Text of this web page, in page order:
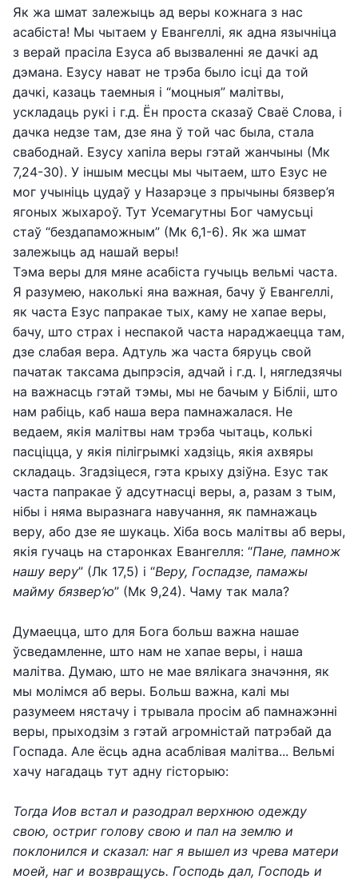
Як жа шмат залежыць ад веры кожнага з нас
асабіста! Мы чытаем у Евангеллі, як адна язычніца
з верай прасіла Езуса аб вызваленні яе дачкі ад
дэмана. Езусу нават не трэба было ісці да той
дачкі, казаць таемныя і “моцныя” малітвы,
ускладаць рукі і г.д. Ён проста сказаў Сваё Слова, і
дачка недзе там, дзе яна ў той час была, стала
свабоднай. Езусу хапіла веры гэтай жанчыны (Мк
7,24-30). У іншым месцы мы чытаем, што Езус не
мог учыніць цудаў у Назарэце з прычыны бязвер’я
ягоных жыхароў. Тут Усемагутны Бог чамусьці
стаў “бездапаможным” (Мк 6,1-6). Як жа шмат
залежыць ад нашай веры!
Тэма веры для мяне асабіста гучыць вельмі часта.
Я разумею, наколькі яна важная, бачу ў Евангеллі,
як часта Езус папракае тых, каму не хапае веры,
бачу, што страх і неспакой часта нараджаецца там,
дзе слабая вера. Адтуль жа часта бяруць свой
пачатак таксама дыпрэсія, адчай і г.д. І, нягледзячы
на важнасць гэтай тэмы, мы не бачым у Бібліі, што
нам рабіць, каб наша вера памнажалася. Не
ведаем, якія малітвы нам трэба чытаць, колькі
пасціцца, у якія пілігрымкі хадзіць, якія ахвяры
складаць. Згадзіцеся, гэта крыху дзіўна. Езус так
часта папракае ў адсутнасці веры, а, разам з тым,
нібы і няма выразнага навучання, як памнажаць
веру, або дзе яе шукаць. Хіба вось малітвы аб веры,
якія гучаць на старонках Евангелля: “Пане, памнож
нашу веру” (Лк 17,5) і “Веру, Госпадзе, памажы
майму бязвер’ю” (Мк 9,24). Чаму так мала?
Думаецца, што для Бога больш важна нашае
ўсведамленне, што нам не хапае веры, і наша
малітва. Думаю, што не мае вялікага значэння, як
мы молімся аб веры. Больш важна, калі мы
разумеем нястачу і трывала просім аб памнажэнні
веры, прыходзім з гэтай агромністай патрэбай да
Госпада. Але ёсць адна асаблівая малітва... Вельмі
хачу нагадаць тут адну гісторыю:
Тогда Иов встал и разодрал верхнюю одежду
свою, остриг голову свою и пал на землю и
поклонился и сказал: наг я вышел из чрева матери
моей, наг и возвращусь. Господь дал, Господь и